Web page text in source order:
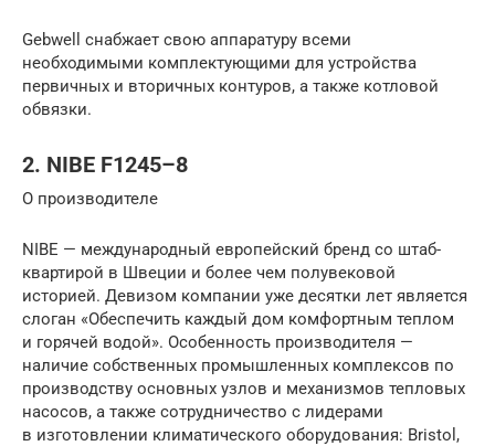
Gebwell снабжает свою аппаратуру всеми
необходимыми комплектующими для устройства
первичных и вторичных контуров, а также котловой
обвязки.
2. NIBE F1245–8
О производителе
NIBE — международный европейский бренд со штаб-
квартирой в Швеции и более чем полувековой
историей. Девизом компании уже десятки лет является
слоган «Обеспечить каждый дом комфортным теплом
и горячей водой». Особенность производителя —
наличие собственных промышленных комплексов по
производству основных узлов и механизмов тепловых
насосов, а также сотрудничество с лидерами
в изготовлении климатического оборудования: Bristol,